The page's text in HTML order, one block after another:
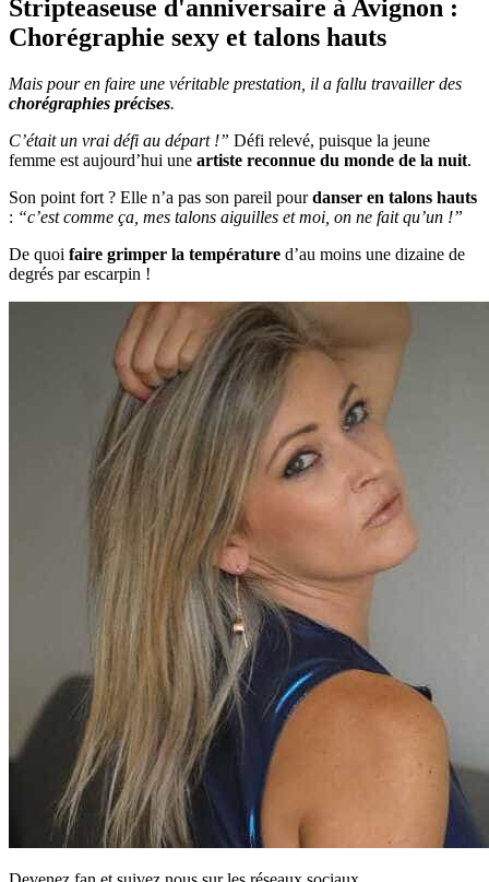
Stripteaseuse d'anniversaire à Avignon :
Chorégraphie sexy et talons hauts
Mais pour en faire une véritable prestation, il a fallu travailler des
chorégraphies précises.
C’était un vrai défi au départ !” Défi relevé, puisque la jeune
femme est aujourd’hui une artiste reconnue du monde de la nuit.
Son point fort ? Elle n’a pas son pareil pourdanser en talons hauts
: “c’est comme ça, mes talons aiguilles et moi, on ne fait qu’un !”
De quoi faire grimper la température d’au moins une dizaine de
degrés par escarpin !